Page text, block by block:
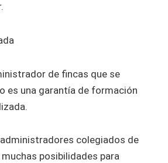
de fincas que se
es una garantía de formación
colegiados de
posibilidades para